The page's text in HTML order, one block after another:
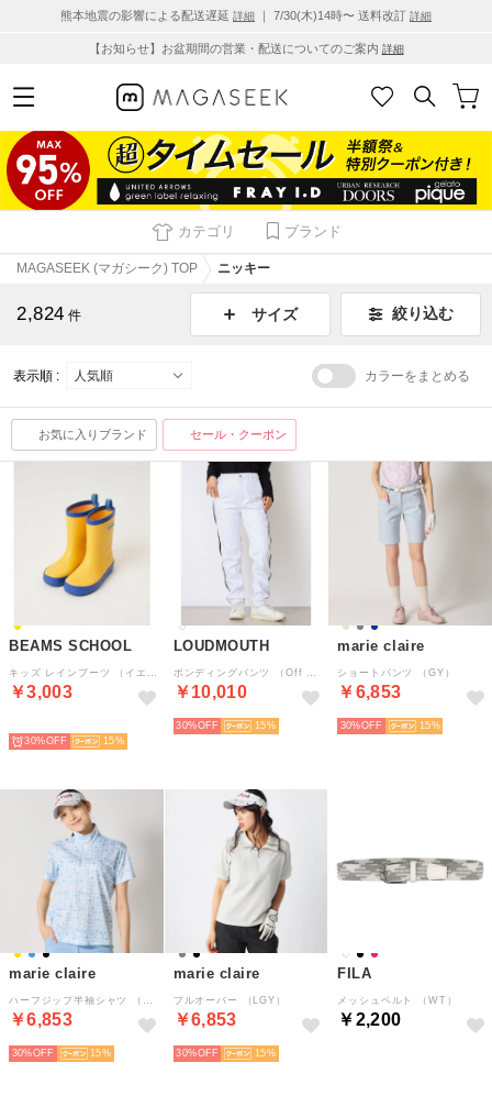
熊本地震の影響による配送遅延 詳細 ｜ 7/30(木)14時〜 送料改訂 詳細
【お知らせ】お盆期間の営業・配送についてのご案内 詳細
カテゴリ ブランド
MAGASEEK (マガシーク) TOP ニッキー
2,824 件 サイズ 絞り込む
表示順 : カラーをまとめる
お気に入りブランド セール・クーポン
BEAMS SCHOOL
￥3,003
30%
15
LOUDMOUTH
￥10,010
30% 15
marie claire
ショートパンツ （GY）
￥6,853
30% 15
marie claire
￥6,853
30% 15
marie claire
プルオーバー （LGY）
￥6,853
30% 15
FILA
メッシュベルト （WT）
￥2,200